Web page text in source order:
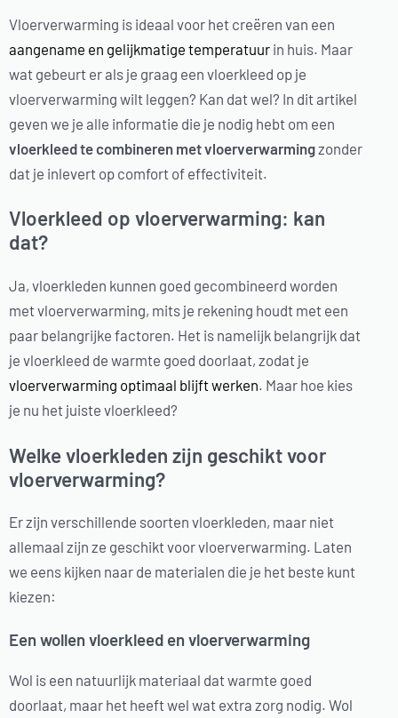
Vloerverwarming is ideaal voor het creëren van een
aangename en gelijkmatige temperatuur in huis. Maar
wat gebeurt er als je graag een vloerkleed op je
vloerverwarming wilt leggen? Kan dat wel? In dit artikel
geven we je alle informatie die je nodig hebt om een
vloerkleed te combineren met vloerverwarmingzonder
dat je inlevert op comfort of effectiviteit.
Vloerkleed op vloerverwarming: kan
dat?
Ja, vloerkleden kunnen goed gecombineerd worden
met vloerverwarming, mits je rekening houdt met een
paar belangrijke factoren. Het is namelijk belangrijk dat
je vloerkleed de warmte goed doorlaat, zodat je
vloerverwarming optimaal blijft werken. Maar hoe kies
je nu het juiste vloerkleed?
Welke vloerkleden zijn geschikt voor
vloerverwarming?
Er zijn verschillende soorten vloerkleden, maar niet
allemaal zijn ze geschikt voor vloerverwarming. Laten
we eens kijken naar de materialen die je het beste kunt
kiezen:
Een wollen vloerkleed en vloerverwarming
Wol is een natuurlijk materiaal dat warmte goed
doorlaat, maar het heeft wel wat extra zorg nodig. Wol